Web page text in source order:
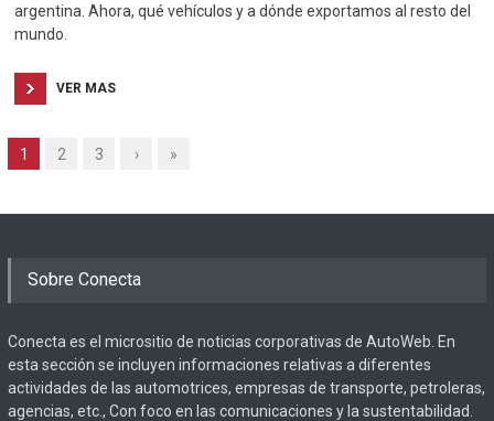
argentina. Ahora, qué vehículos y a dónde exportamos al resto del
mundo.
VER MAS
1 2 3 › »
Sobre Conecta
Conecta es el micrositio de noticias corporativas de AutoWeb. En
esta sección se incluyen informaciones relativas a diferentes
actividades de las automotrices, empresas de transporte, petroleras,
agencias, etc., Con foco en las comunicaciones y la sustentabilidad.